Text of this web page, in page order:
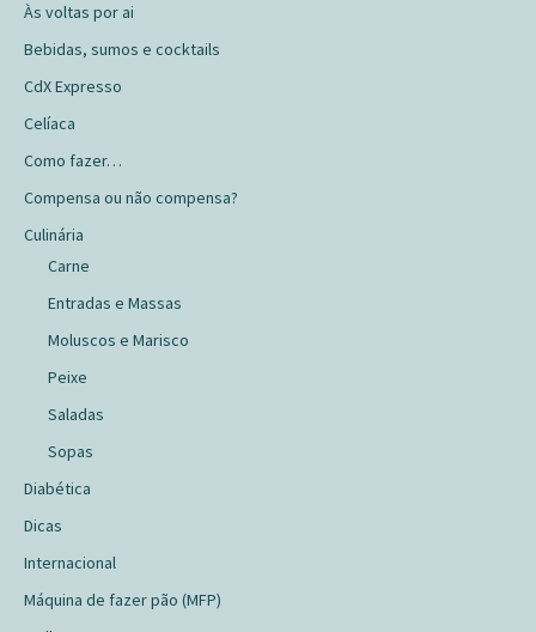
Às voltas por ai
Bebidas, sumos e cocktails
CdX Expresso
Celíaca
Como fazer…
Compensa ou não compensa?
Culinária
Carne
Entradas e Massas
Moluscos e Marisco
Peixe
Saladas
Sopas
Diabética
Dicas
Internacional
Máquina de fazer pão (MFP)